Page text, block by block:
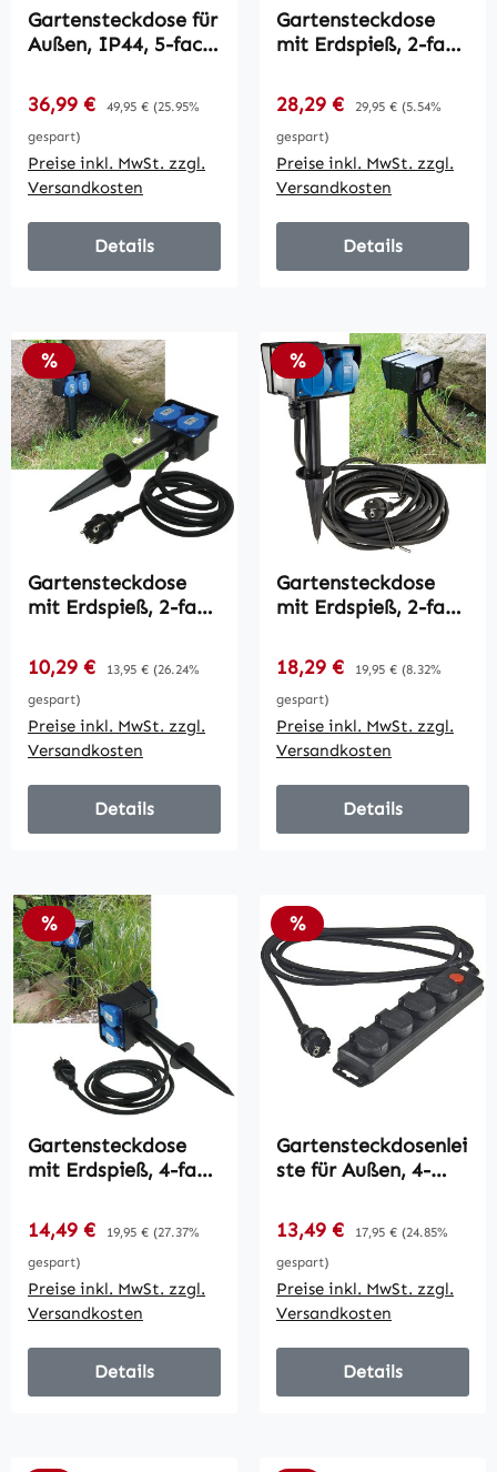
Gartensteckdose für
Außen, IP44, 5-fach
5+2,5+2,5+2,5+2,5m
Verkaufspreis:
36,99 € Regulärer Preis:
49,95 € (25.95%
gespart)
Preise inkl. MwSt. zzgl.
Versandkosten
Details
Gartensteckdose
mit Erdspieß, 2-fach
Zeitschaltuhr
Verkaufspreis:
28,29 € Regulärer Preis:
29,95 € (5.54%
gespart)
Preise inkl. MwSt. zzgl.
Versandkosten
Details
Rabatt
%
Gartensteckdose
mit Erdspieß, 2-fach
Verkaufspreis:
10,29 € Regulärer Preis:
13,95 € (26.24%
gespart)
Preise inkl. MwSt. zzgl.
Versandkosten
Details
Rabatt
%
Gartensteckdose
mit Erdspieß, 2-fach
Zeitschaltuhr
Verkaufspreis:
18,29 € Regulärer Preis:
19,95 € (8.32%
gespart)
Preise inkl. MwSt. zzgl.
Versandkosten
Details
Rabatt
%
Gartensteckdose
mit Erdspieß, 4-fach
Verkaufspreis:
14,49 € Regulärer Preis:
19,95 € (27.37%
gespart)
Preise inkl. MwSt. zzgl.
Versandkosten
Details
Rabatt
%
Gartensteckdosenlei
ste für Außen, 4-
Zuleitung, mit
Schalter
Verkaufspreis:
13,49 € Regulärer Preis:
17,95 € (24.85%
gespart)
Preise inkl. MwSt. zzgl.
Versandkosten
Details